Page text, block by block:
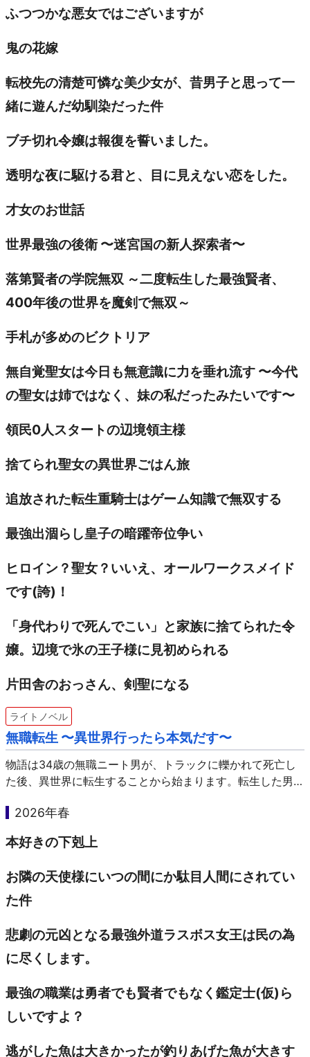
ふつつかな悪女ではございますが
鬼の花嫁
転校先の清楚可憐な美少女が、昔男子と思って一
緒に遊んだ幼馴染だった件
ブチ切れ令嬢は報復を誓いました。
透明な夜に駆ける君と、目に見えない恋をした。
才女のお世話
世界最強の後衛 〜迷宮国の新人探索者〜
落第賢者の学院無双 ～二度転生した最強賢者、
400年後の世界を魔剣で無双～
手札が多めのビクトリア
無自覚聖女は今日も無意識に力を垂れ流す 〜今代
の聖女は姉ではなく、妹の私だったみたいです〜
領民0人スタートの辺境領主様
捨てられ聖女の異世界ごはん旅
追放された転生重騎士はゲーム知識で無双する
最強出涸らし皇子の暗躍帝位争い
ヒロイン？聖女？いいえ、オールワークスメイド
です(誇)！
「身代わりで死んでこい」と家族に捨てられた令
嬢。辺境で氷の王子様に見初められる
片田舎のおっさん、剣聖になる
ライトノベル
無職転生 〜異世界行ったら本気だす〜
物語は34歳の無職ニート男が、トラックに轢かれて死亡し
た後、異世界に転生することから始まります。転生した男
ました。ルーデウスは、前世の人生を深く後悔し、今度こそ
2026年春
本好きの下剋上
お隣の天使様にいつの間にか駄目人間にされてい
た件
悲劇の元凶となる最強外道ラスボス女王は民の為
に尽くします。
最強の職業は勇者でも賢者でもなく鑑定士(仮)ら
しいですよ？
逃がした魚は大きかったが釣りあげた魚が大きす